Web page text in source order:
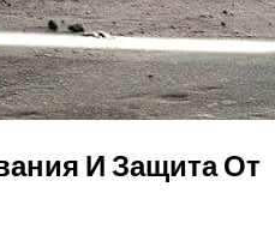
И Защита От